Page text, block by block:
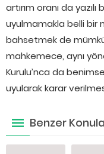
artırım oranı da
uyulmamakla belli bir
bahsetmek de
mahkemece, aynı
Kurulu’nca da
uyularak karar
Benzer